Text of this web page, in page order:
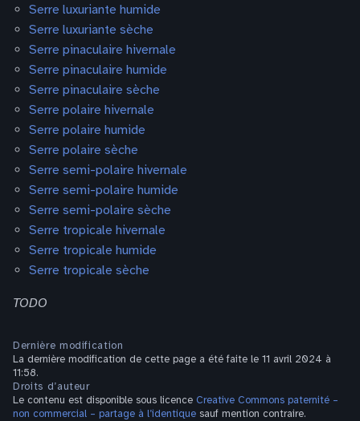
Serre luxuriante humide
Serre luxuriante sèche
Serre pinaculaire hivernale
Serre pinaculaire humide
Serre pinaculaire sèche
Serre polaire hivernale
Serre polaire humide
Serre polaire sèche
Serre semi-polaire hivernale
Serre semi-polaire humide
Serre semi-polaire sèche
Serre tropicale hivernale
Serre tropicale humide
Serre tropicale sèche
TODO
Dernière modification
La dernière modification de cette page a été faite le 11 avril 2024 à
11:58.
Droits d’auteur
Le contenu est disponible sous licence Creative Commons paternité –
non commercial – partage à l’identique sauf mention contraire.